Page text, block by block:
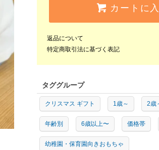
カートに
返品について
特定商取引法に基づく表記
タググループ
クリスマス ギフト 1歳～ 2歳
年齢別 6歳以上〜 価格帯
幼稚園・保育園向きおもちゃ